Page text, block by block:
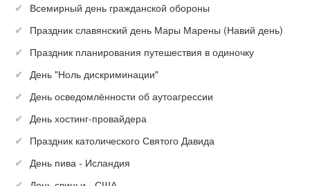
Всемирный день гражданской обороны
Праздник славянский день Мары Марены (Навий день)
Праздник планирования путешествия в одиночку
День "Ноль дискриминации"
День осведомлённости об аутоагрессии
День хостинг-провайдера
Праздник католического Святого Давида
День пива - Исландия